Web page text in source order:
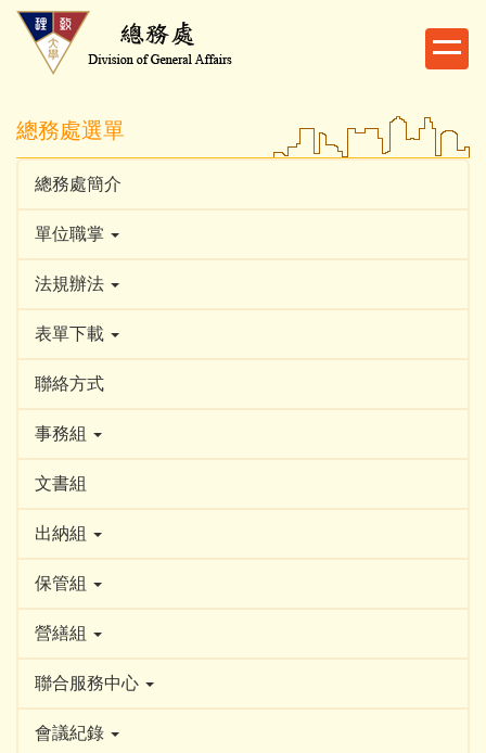
跳
內
總務處選單
總務處簡介
單位職掌
法規辦法
表單下載
聯絡方式
事務組
文書組
出納組
保管組
營繕組
聯合服務中心
會議紀錄